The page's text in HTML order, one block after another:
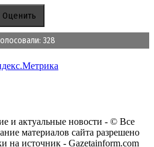
328
и актуальные новости - © Все
материалов сайта разрешено
на источник - Gazetainform.com